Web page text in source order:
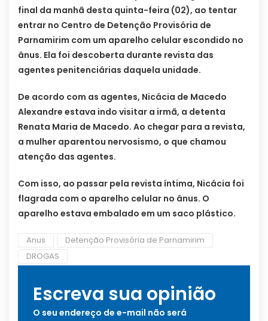
final da manhã desta quinta-feira (02), ao tentar
entrar no Centro de Detenção Provisória de
Parnamirim com um aparelho celular escondido no
ânus. Ela foi descoberta durante revista das
agentes penitenciárias daquela unidade.
De acordo com as agentes, Nicácia de Macedo
Alexandre estava indo visitar a irmã, a detenta
Renata Maria de Macedo. Ao chegar para a revista,
a mulher aparentou nervosismo, o que chamou
atenção das agentes.
Com isso, ao passar pela revista íntima, Nicácia foi
flagrada com o aparelho celular no ânus. O
aparelho estava embalado em um saco plástico.
Anus
Detenção Provisória de Parnamirim
DROGAS
Escreva sua opinião
O seu endereço de e-mail não será